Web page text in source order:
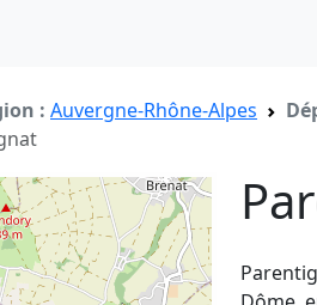
: Auvergne-Rhône-Alpes